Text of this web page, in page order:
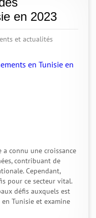
en 2023
et actualités
connu une croissance
contribuant de
Cependant,
pour ce secteur vital.
défis auxquels est
Tunisie et examine